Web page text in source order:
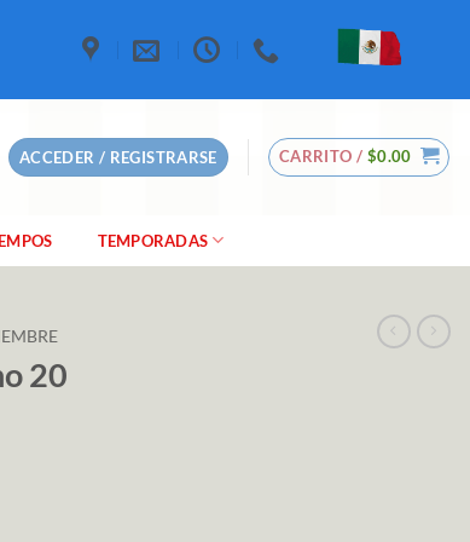
ACCEDER / REGISTRARSE CARRITO / $0.00
TEMPORADAS
20